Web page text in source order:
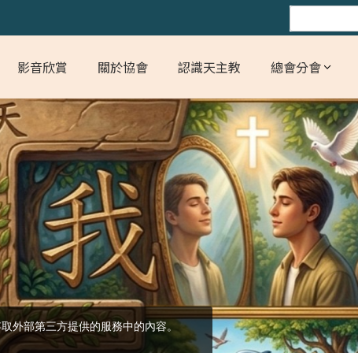
搜尋
影音欣賞 關於協會 認識天主教 總會分會